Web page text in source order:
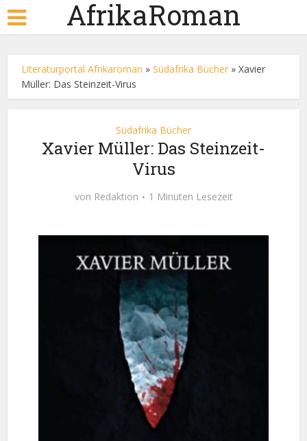
AfrikaRoman
Literaturportal Afrikaroman »Südafrika Bücher »Xavier
Müller: Das Steinzeit-Virus
Südafrika Bücher
Xavier Müller: Das Steinzeit-
Virus
von Redaktion 1 Minuten Lesezeit